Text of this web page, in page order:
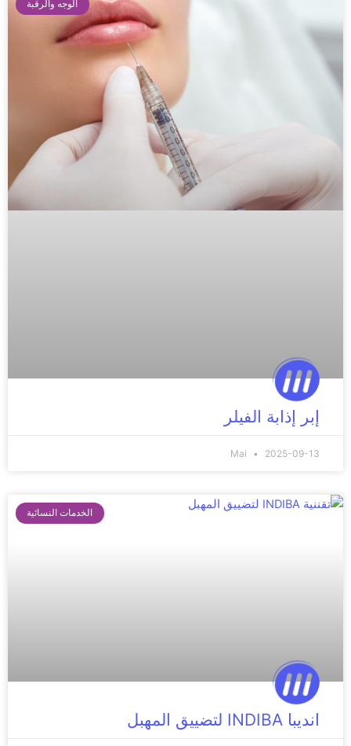
الوجه والرقبة
إبر إذابة الفيلر
Mai 2025-09-13
الخدمات النسائية
انديبا INDIBA لتضييق المهبل